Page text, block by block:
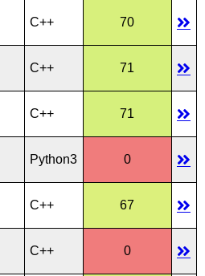
C++ 70
C++ 71
C++ 71
Python3 0
C++ 67
C++ 0